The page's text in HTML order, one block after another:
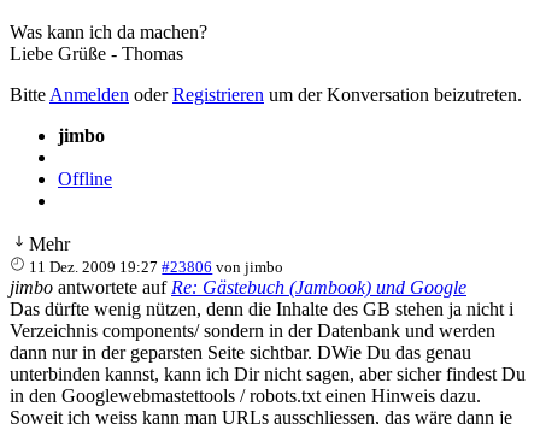
Was kann ich da machen?
Liebe Grüße - Thomas
Bitte Anmelden oderRegistrieren um der Konversation beizutreten.
jimbo
Offline
Mehr
11 Dez. 2009 19:27 #23806 vonjimbo
jimbo antwortete auf Re: Gästebuch (Jambook) und Google
Das dürfte wenig nützen, denn die Inhalte des GB stehen ja nicht i
Verzeichnis components/ sondern in der Datenbank und werden
dann nur in der geparsten Seite sichtbar. DWie Du das genau
unterbinden kannst, kann ich Dir nicht sagen, aber sicher findest Du
in den Googlewebmastettools / robots.txt einen Hinweis dazu.
Soweit ich weiss kann man URLs ausschliessen, das wäre dann je